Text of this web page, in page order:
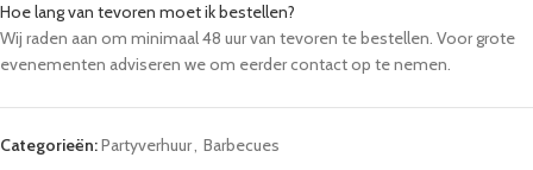
Hoe lang van tevoren moet ik bestellen?
Wij raden aan om minimaal 48 uur van tevoren te bestellen. Voor grote
evenementen adviseren we om eerder contact op te nemen.
Categorieën:Partyverhuur, Barbecues